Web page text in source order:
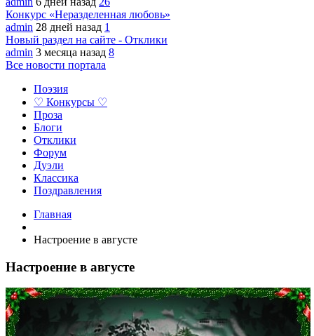
Конкурс «Неразделенная любовь»
admin 28 дней назад 1
Новый раздел на сайте - Отклики
admin 3 месяца назад 8
Все новости портала
Поэзия
♡ Конкурсы ♡
Проза
Блоги
Отклики
Форум
Дуэли
Классика
Поздравления
Главная
Настроение в августе
Настроение в августе